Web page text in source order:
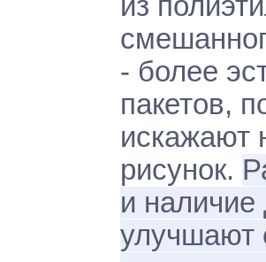
- более
пакетов,
искажают
рисунок.
и наличие
улучшают